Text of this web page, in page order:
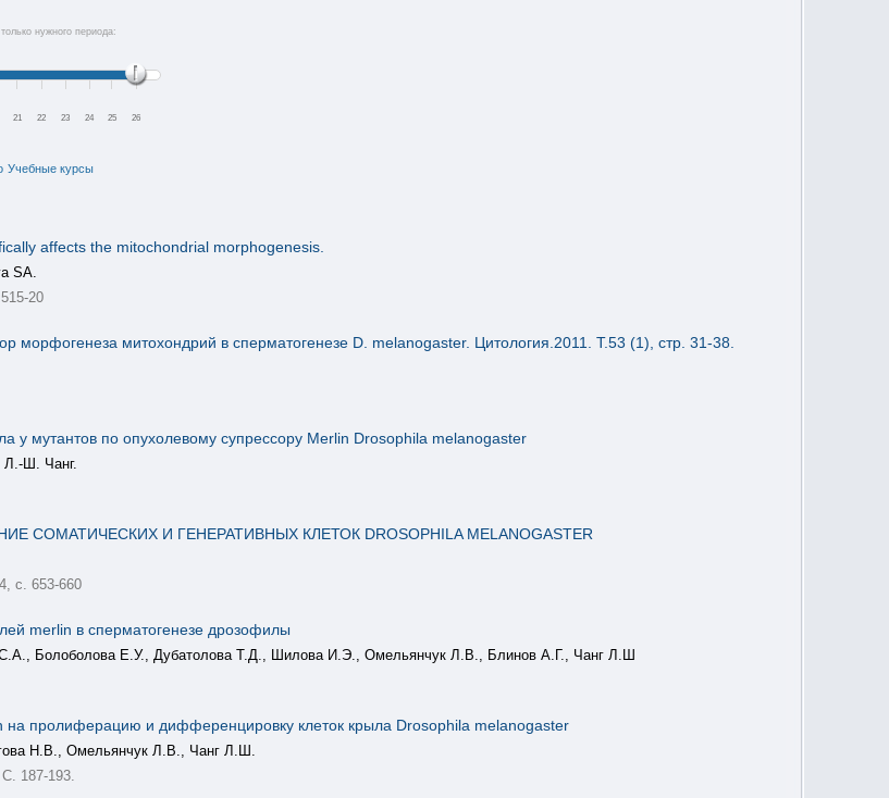
нужного периода:
21 22 23 24 25 26
Учебные курсы
affects the mitochondrial morphogenesis.
SA.
20
морфогенеза митохондрий в сперматогенезе D. melanogaster. Цитология.2011. Т.53 (1), стр. 31-38.
у мутантов по опухолевому супрессору Merlin Drosophila melanogaster
Л.-Ш. Чанг.
СОМАТИЧЕСКИХ И ГЕНЕРАТИВНЫХ КЛЕТОК DROSOPHILA MELANOGASTER
с. 653-660
merlin в сперматогенезе дрозофилы
Болоболова Е.У., Дубатолова Т.Д., Шилова И.Э., Омельянчук Л.В., Блинов А.Г., Чанг Л.Ш
на пролиферацию и дифференцировку клеток крыла Drosophila melanogaster
Н.В., Омельянчук Л.В., Чанг Л.Ш.
187-193.